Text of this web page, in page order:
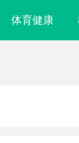
体育健康